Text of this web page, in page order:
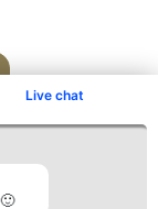
Live chat